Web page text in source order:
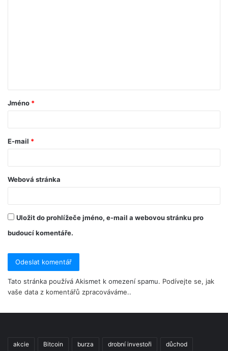
Jméno *
E-mail *
Webová stránka
Uložit do prohlížeče jméno, e-mail a webovou stránku pro
budoucí komentáře.
Tato stránka používá Akismet k omezení spamu. Podívejte se, jak
vaše data z komentářů zpracováváme..
akcie Bitcoin burza drobní investoři důchod